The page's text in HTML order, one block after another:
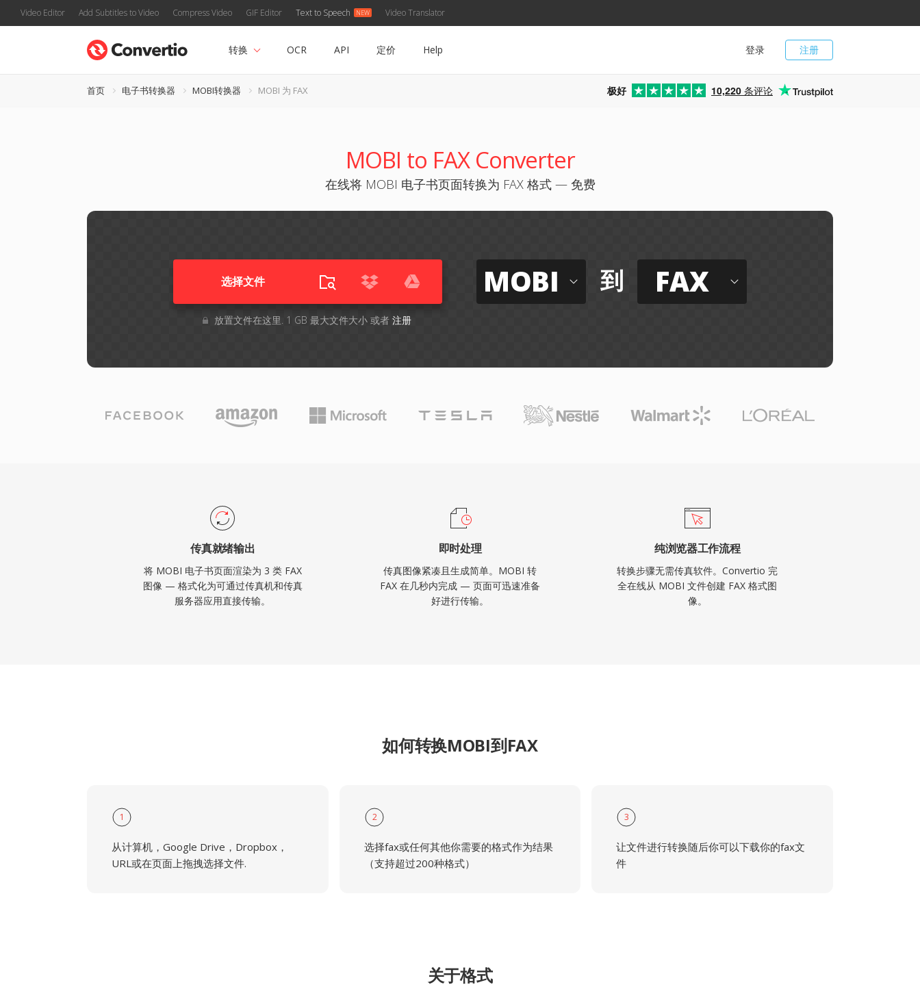
Video Editor Add Subtitles to Video Compress Video GIF Editor Text to Speech Video Translator
注册
登录
转换 OCR API 定价 Help
首页 电子书转换器 MOBI转换器 MOBI 为 FAX 极好 10,220 条评论
MOBI to FAX Converter
在线将 MOBI 电子书页面转换为 FAX 格式 — 免费
选择文件
放置文件在这里. 1 GB 最大文件大小 或者 注册
MOBI 到 FAX
传真就绪输出
将 MOBI 电子书页面渲染为 3 类 FAX
图像 — 格式化为可通过传真机和传真
服务器应用直接传输。
即时处理
传真图像紧凑且生成简单。MOBI 转
FAX 在几秒内完成 — 页面可迅速准备
好进行传输。
纯浏览器工作流程
转换步骤无需传真软件。Convertio 完
全在线从 MOBI 文件创建 FAX 格式图
像。
如何转换MOBI到FAX
1
从计算机，Google Drive，Dropbox，
URL或在页面上拖拽选择文件.
2
选择fax或任何其他你需要的格式作为结果
（支持超过200种格式）
3
让文件进行转换随后你可以下载你的fax文
件
关于格式